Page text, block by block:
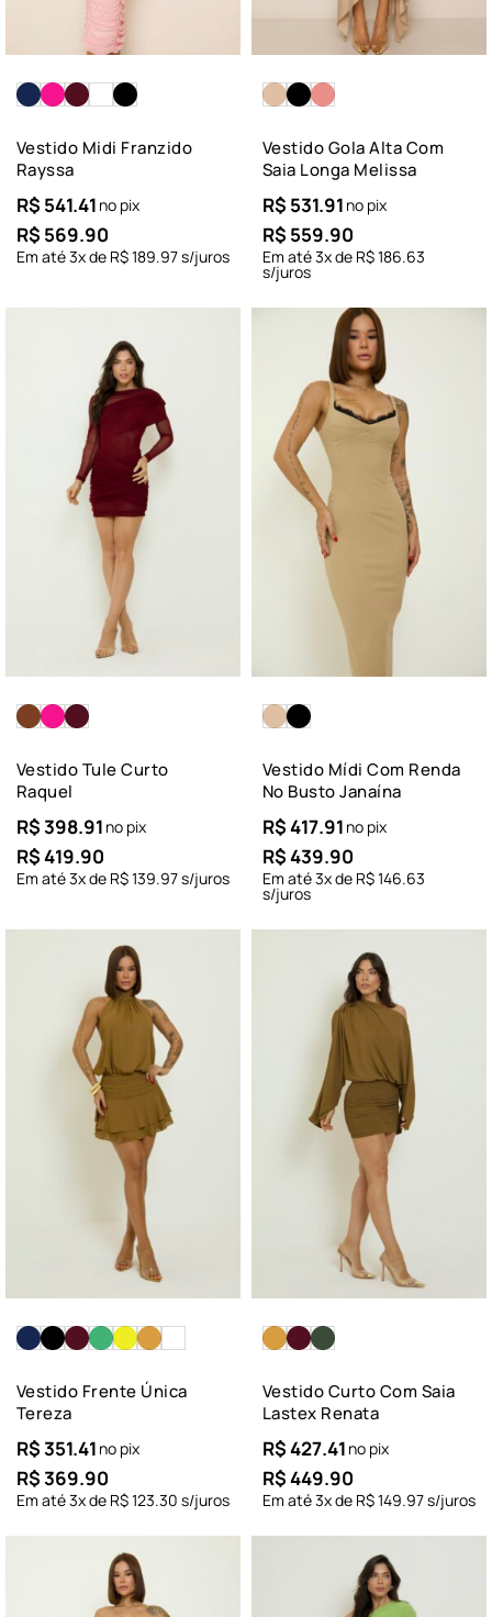
Vestido Midi Franzido
Rayssa
R$ 541.41 no pix
R$ 569.90
Em até3x de R$189.97s/juros
Vestido Gola Alta Com
Saia Longa Melissa
R$ 531.91 no pix
R$ 559.90
Em até3x de R$186.63
s/juros
Vestido Tule Curto
Raquel
R$398.91 no pix
R$419.90
Em até3x de R$139.97s/juros
Vestido Mídi Com Renda
No Busto Janaína
R$417.91 no pix
R$439.90
Em até3x de R$146.63
s/juros
Vestido Frente Única
Tereza
R$351.41 no pix
R$369.90
Em até3x de R$123.30 s/juros
Vestido Curto Com Saia
Lastex Renata
R$427.41 no pix
R$449.90
Em até3x de R$149.97s/juros